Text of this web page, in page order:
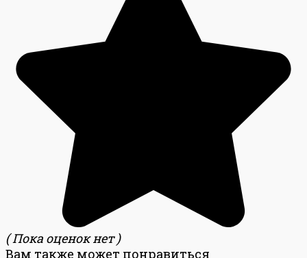
( Пока оценок нет )
Вам также может понравиться